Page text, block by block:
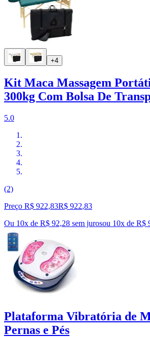
+4
Kit Maca Massagem
300kg Com Bolsa De
5.0
(2)
Preço R$ 922,83R$ 922,83
Ou 10x de R$ 92,28 sem jurosou 10x de R$
Plataforma Vibratória de
Pernas e Pés